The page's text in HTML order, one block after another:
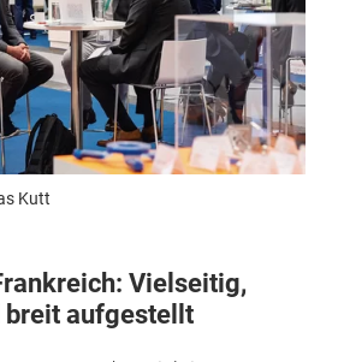
Kutt
Vielseitig,
breit aufgestellt